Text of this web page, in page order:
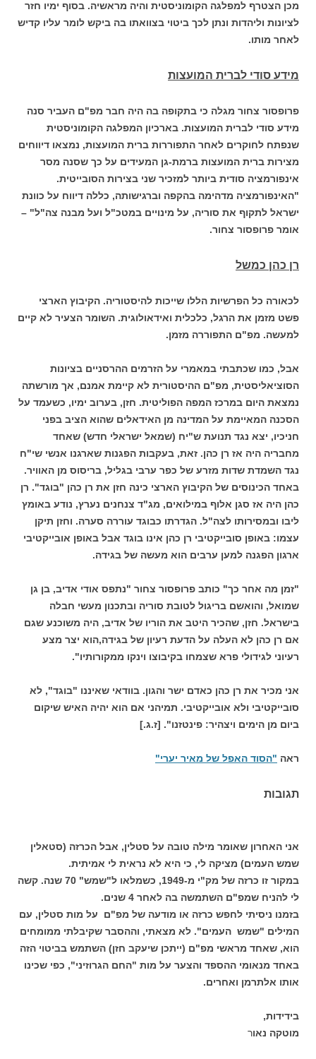
מכן הצטרף למפלגה הקומוניסטית והיה מראשיה. בסוף ימיו חזר
לציונות וליהדות ונתן לכך ביטוי בצוואתו בה ביקש לומר עליו קדיש
לאחר מותו.
מידע סודי לברית המועצות
פרופסור צחור מגלה כי בתקופה בה היה חבר מפ"ם העביר סנה
מידע סודי לברית המועצות. בארכיון המפלגה הקומוניסטית
שנפתח לחוקרים לאחר התפוררות ברית המועצות, נמצאו דיווחים
מצירות ברית המועצות ברמת-גן המעידים על כך שסנה מסר
אינפורמציה סודית ביותר למזכיר שני בצירות הסובייטית.
"האינפורמציה מדהימה בהקפה וברגישותה, כללה דיווח על כוונת
ישראל לתקוף את סוריה, על מינויים במטכ"ל ועל מבנה צה"ל" –
אומר פרופסור צחור.
רן כהן כמשל
לכאורה כל הפרשיות הללו שייכות להיסטוריה. הקיבוץ הארצי
פשט מזמן את הרגל, כלכלית ואידאולוגית. השומר הצעיר לא קיים
למעשה. מפ"ם התפוררה מזמן.
אבל, כמו שכתבתי במאמרי על הזרמים ההרסניים בציונות
הסוציאליסטית, מפ"ם ההיסטורית לא קיימת אמנם, אך מורשתה
נמצאת היום במרכז המפה הפוליטית. חזן, בערוב ימיו, כשעמד על
הסכנה המאיימת על המדינה מן האידאלים שהוא הציב בפני
חניכיו, יצא נגד תנועת ש"יח (שמאל ישראלי חדש) שאחד
מחבריה היה אז רן כהן. זאת, בעקבות הפגנות שארגנו אנשי שי"ח
נגד השמדת שדות מזרע של כפר ערבי בגליל, בריסוס מן האוויר.
באחד הכינוסים של הקיבוץ הארצי כינה חזן את רן כהן "בוגד". רן
כהן היה אז סגן אלוף במילואים, מג"ד צנחנים נערץ, נודע באומץ
ליבו ובמסירותו לצה"ל. הגדרתו כבוגד עוררה סערה. וחזן תיקן
עצמו: באופן סובייקטיבי רן כהן אינו בוגד אבל באופן אובייקטיבי
ארגון הפגנה למען ערבים הוא מעשה של בגידה.
"זמן מה אחר כך" כותב פרופסור צחור "נתפס אודי אדיב, בן גן
שמואל, והואשם בריגול לטובת סוריה ובתכנון מעשי חבלה
בישראל. חזן, שהכיר היטב את הוריו של אדיב, היה משוכנע שגם
אם רן כהן לא העלה על הדעת רעיון של בגידה,הוא יצר מצע
רעיוני לגידולי פרא שצמחו בקיבוצו וינקו ממקורותיו".
אני מכיר את רן כהן כאדם ישר והגון. בוודאי שאיננו "בוגד", לא
סובייקטיבי ולא אובייקטיבי. תמיהני אם הוא יהיה האיש שיקום
ביום מן הימים ויצהיר: פינטזנו". [ז.ג.]
ראה "הסוד האפל של מאיר יערי"
תגובות
אני האחרון שאומר מילה טובה על סטלין, אבל הכרזה (סטאלין
שמש העמים) מציקה לי, כי היא לא נראית לי אמיתית.
במקור זו כרזה של מק"י מ-1949, כשמלאו ל"שמש" 70 שנה. קשה
לי להניח שמפ"ם השתמשה בה לאחר 4 שנים.
בזמנו ניסיתי לחפש כרזה או מודעה של מפ"ם על מות סטלין, עם
המילים "שמש העמים". לא מצאתי, וההסבר שקיבלתי ממומחים
הוא, שאחד מראשי מפ"ם (ייתכן שיעקב חזן) השתמש בביטוי הזה
באחד מנאומי ההספד והצער על מות "החם הגרוזיני", כפי שכינו
אותו אלתרמן ואחרים.
בידידות,
מוטקה נאור